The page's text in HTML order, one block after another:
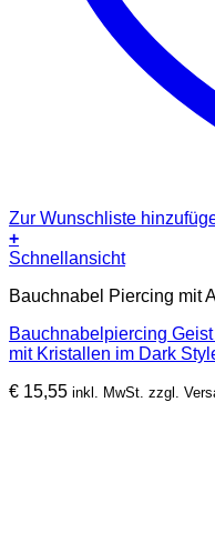
Zur Wunschliste
+
Schnellansicht
Bauchnabel Piercing mit
Bauchnabelpiercing
mit Kristallen im Dark
€ 15,55 inkl. MwSt. zzgl.